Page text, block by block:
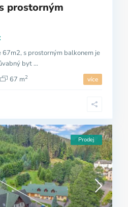
prostorným
s prostorným balkonem je
byt ...
67 m2 více
Prodej